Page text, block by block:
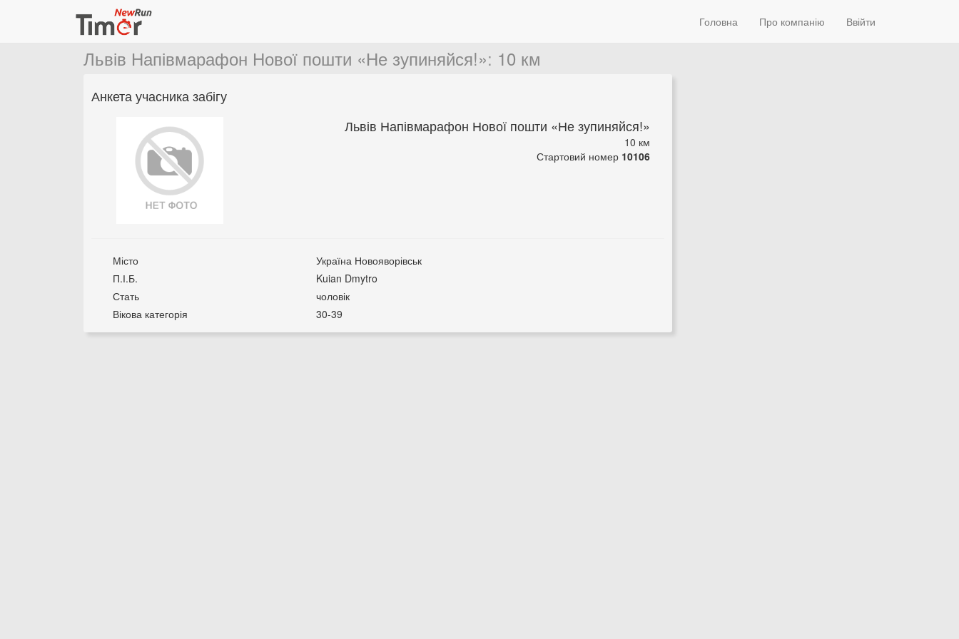
Головна Про компанію Ввійти
Львів Напівмарафон Нової пошти «Не зупиняйся!»: 10 км
Анкета учасника забігу
Львів Напівмарафон Нової пошти «Не зупиняйся!»
10 км
Стартовий номер 10106
Місто
Україна Новояворівськ
П.І.Б.
Kuian Dmytro
Стать
чоловік
Вікова категорія
30-39